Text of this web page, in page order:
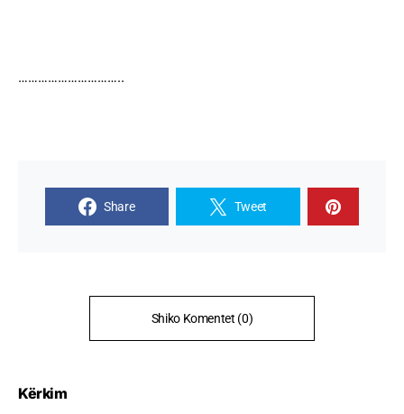
…………………………..
Share Tweet
Shiko Komentet (0)
Kërkim